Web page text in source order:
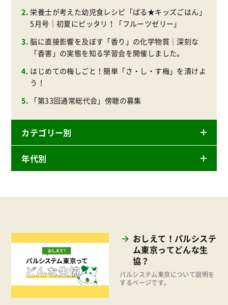
栄養士が考えた幼児食レシピ「ぱる★キッズごはん」
5月号｜初夏にピッタリ！「フルーツゼリー」
脳に直接影響を及ぼす「香り」の化学物質｜深刻な
「香害」の実態を知る学習会を開催しました。
はじめての梅しごと！簡単「さ・し・す梅」を漬けよ
う！
「第33回通常総代会」傍聴の募集
カテゴリー別
ニュースリリース
商品
環境
地域コミュニティ
組合員活動
平和と国際連帯
年代別
2023年
2022年
2021年
2020年
おしえて！パルシステ
ム東京ってどんな生
協？
パルシステム東京について説明を
するページです。